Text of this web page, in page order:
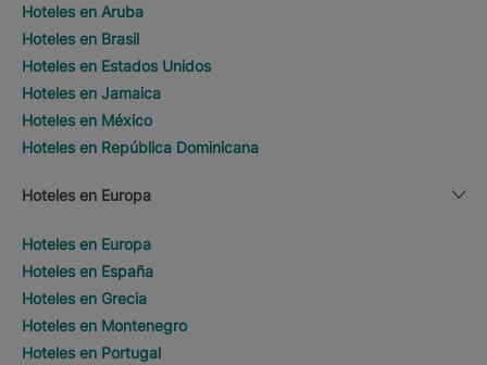
Hoteles en Aruba
Hoteles en Brasil
Hoteles en Estados Unidos
Hoteles en Jamaica
Hoteles en México
Hoteles en República Dominicana
Hoteles en Europa
Hoteles en Europa
Hoteles en España
Hoteles en Grecia
Hoteles en Montenegro
Hoteles en Portugal